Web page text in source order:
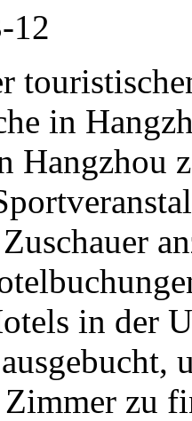
12
in
Hangzhou
in der
zu